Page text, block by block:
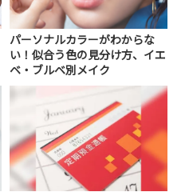
パーソナルカラーがわからな
い！似合う色の見分け方、イエ
ベ・ブルベ別メイク